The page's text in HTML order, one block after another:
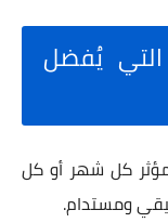
يُفضل
مؤثر كل شهر أو كل
ومستدام.